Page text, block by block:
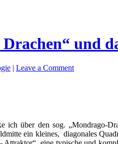
und
| Leave a Comment
ich über den sog. „Mondrago-
ein kleines, diagonales